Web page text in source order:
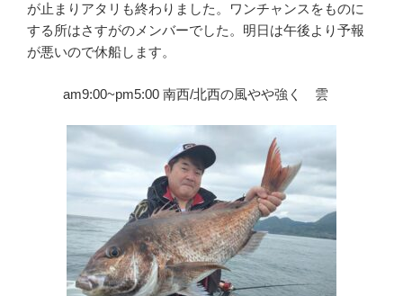
が止まりアタリも終わりました。ワンチャンスをものに
する所はさすがのメンバーでした。明日は午後より予報
が悪いので休船します。
am9:00~pm5:00 南西/北西の風やや強く 雲